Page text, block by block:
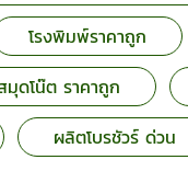
โรงพิมพ์ราคาถูก
มุดโน๊ต ราคาถูก
ผลิตโบรชัวร์ ด่วน